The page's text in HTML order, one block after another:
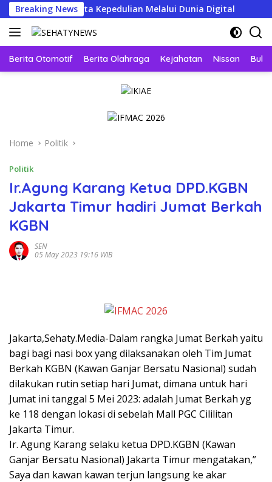
Skip
to
content
Breaking News
Nyata Kepedulian Melalui Dunia Digital
Berita Otomotif Berita Olahraga Kejahatan Nissan
Home Politik
Politik
Ir.Agung Karang Ketua DPD.KGBN
Jakarta Timur hadiri Jumat Berkah
KGBN
SEN
05 May 2023 19:16 WIB
Jakarta,Sehaty.Media-Dalam rangka Jumat Berkah yaitu
bagi bagi nasi box yang dilaksanakan oleh Tim Jumat
Berkah KGBN (Kawan Ganjar Bersatu Nasional) sudah
dilakukan rutin setiap hari Jumat, dimana untuk hari
Jumat ini tanggal 5 Mei 2023: adalah Jumat Berkah yg
ke 118 dengan lokasi di sebelah Mall PGC Cililitan
Jakarta Timur.
Ir. Agung Karang selaku ketua DPD.KGBN (Kawan
Ganjar Bersatu Nasional) Jakarta Timur mengatakan,”
Saya dan kawan kawan terjun langsung ke akar